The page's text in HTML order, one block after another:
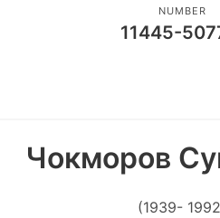
NUMBER
11445-
Чокморов
(1939-